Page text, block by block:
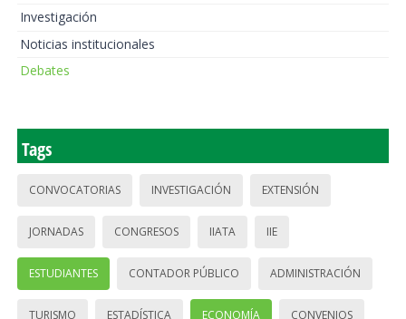
Investigación
Noticias institucionales
Debates
Tags
CONVOCATORIAS INVESTIGACIÓN EXTENSIÓN
JORNADAS CONGRESOS IIATA IIE
ESTUDIANTES CONTADOR PÚBLICO ADMINISTRACIÓN
TURISMO ESTADÍSTICA ECONOMÍA CONVENIOS